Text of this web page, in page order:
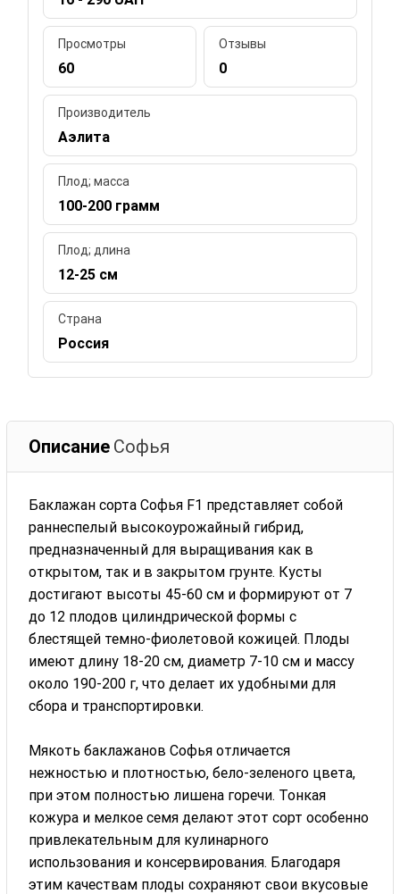
Просмотры
60
Отзывы
0
Производитель
Аэлита
Плод; масса
100-200 грамм
Плод; длина
12-25 см
Страна
Россия
Описание Софья
Баклажан сорта Софья F1 представляет собой
раннеспелый высокоурожайный гибрид,
предназначенный для выращивания как в
открытом, так и в закрытом грунте. Кусты
достигают высоты 45-60 см и формируют от 7
до 12 плодов цилиндрической формы с
блестящей темно-фиолетовой кожицей. Плоды
имеют длину 18-20 см, диаметр 7-10 см и массу
около 190-200 г, что делает их удобными для
сбора и транспортировки.
Мякоть баклажанов Софья отличается
нежностью и плотностью, бело-зеленого цвета,
при этом полностью лишена горечи. Тонкая
кожура и мелкое семя делают этот сорт особенно
привлекательным для кулинарного
использования и консервирования. Благодаря
этим качествам плоды сохраняют свои вкусовые